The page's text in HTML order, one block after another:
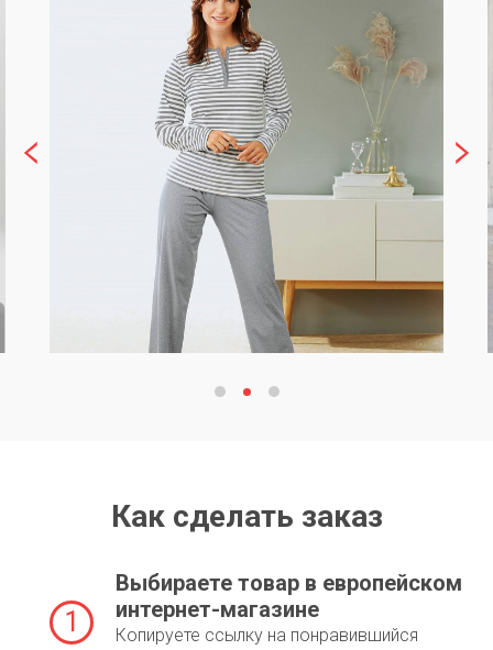
Как сделать заказ
1
Выбираете товар в европейском
интернет-магазине
Копируете ссылку на понравившийся